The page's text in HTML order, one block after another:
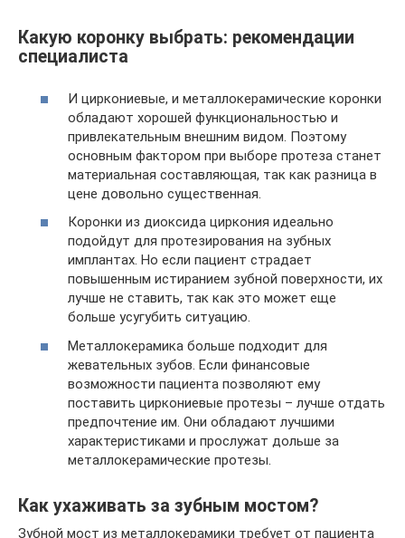
Какую коронку выбрать: рекомендации
специалиста
И циркониевые, и металлокерамические коронки
обладают хорошей функциональностью и
привлекательным внешним видом. Поэтому
основным фактором при выборе протеза станет
материальная составляющая, так как разница в
цене довольно существенная.
Коронки из диоксида циркония идеально
подойдут для протезирования на зубных
имплантах. Но если пациент страдает
повышенным истиранием зубной поверхности, их
лучше не ставить, так как это может еще
больше усугубить ситуацию.
Металлокерамика больше подходит для
жевательных зубов. Если финансовые
возможности пациента позволяют ему
поставить циркониевые протезы – лучше отдать
предпочтение им. Они обладают лучшими
характеристиками и прослужат дольше за
металлокерамические протезы.
Как ухаживать за зубным мостом?
Зубной мост из металлокерамики требует от пациента